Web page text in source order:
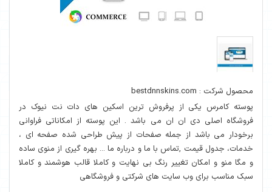
محصول شرکت : bestdnnskins.com
پوسته کامرس یکی از پرفروش ترین اسکین های دات نت نیوک در
فروشگاه اصلی دی ان ان می باشد . این پوسته از امکاناتی فراوانی
برخودار می باشد از جمله صفحات از پیش طراحی شده صفحه ای ،
خدمات، جدول قیمت ,تماس با ما و درباره ما ... بهره گیری از منوی ساده
و مگا منو و امکان تغییر رنگ بی نهایت و کاملا قالب هوشمند و کاملا
سبک مناسب برای وب سایت های شرکتی و فروشگاهی